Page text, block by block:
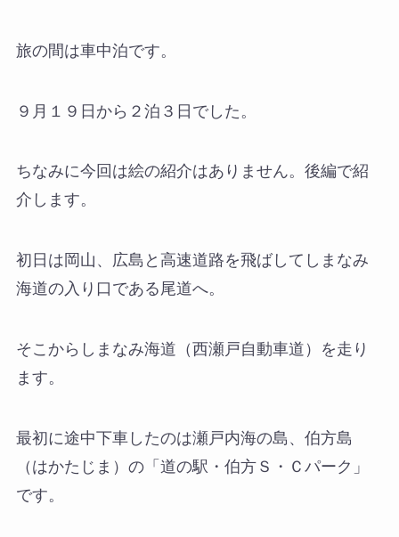
旅の間は車中泊です。
９月１９日から２泊３日でした。
ちなみに今回は絵の紹介はありません。後編で紹
介します。
初日は岡山、広島と高速道路を飛ばしてしまなみ
海道の入り口である尾道へ。
そこからしまなみ海道（西瀬戸自動車道）を走り
ます。
最初に途中下車したのは瀬戸内海の島、伯方島
（はかたじま）の「道の駅・伯方Ｓ・Ｃパーク」
です。